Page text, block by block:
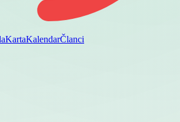
KartaKalendarČlanci